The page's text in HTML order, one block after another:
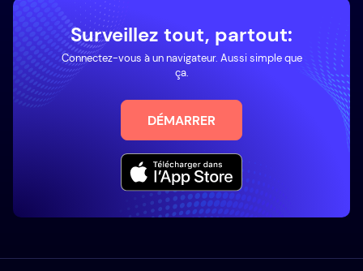
Surveillez tout, partout:
Connectez-vous à un navigateur. Aussi simple que
ça.
DÉMARRER